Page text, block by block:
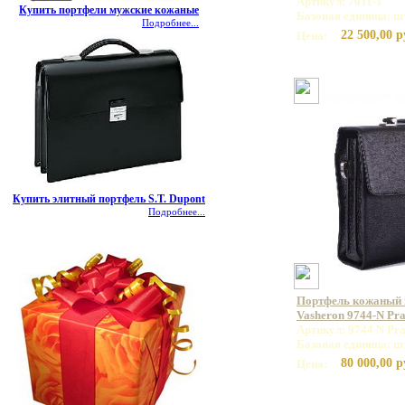
Купить портфели мужские кожаные
Подробнее...
Купить элитный портфель S.T. Dupont
Подробнее...
Базовая единица:
Цена:
22 500,00
Портфель кожаный
Vasheron 9744-N
Артикул: 9744 N
Базовая единица:
Цена:
80 000,00